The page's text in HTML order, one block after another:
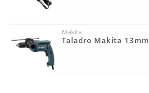
Makita
Taladro Makita 13mm